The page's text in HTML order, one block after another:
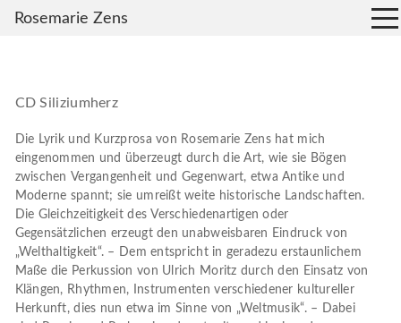
CD Siliziumherz
Die Lyrik und Kurzprosa von Rosemarie Zens hat mich
eingenommen und überzeugt durch die Art, wie sie Bögen
zwischen Vergangenheit und Gegenwart, etwa Antike und
Moderne spannt; sie umreißt weite historische Landschaften.
Die Gleichzeitigkeit des Verschiedenartigen oder
Gegensätzlichen erzeugt den unabweisbaren Eindruck von
„Welthaltigkeit“. – Dem entspricht in geradezu erstaunlichem
Maße die Perkussion von Ulrich Moritz durch den Einsatz von
Klängen, Rhythmen, Instrumenten verschiedener kultureller
Herkunft, dies nun etwa im Sinne von „Weltmusik“. – Dabei
Rosemarie Zens